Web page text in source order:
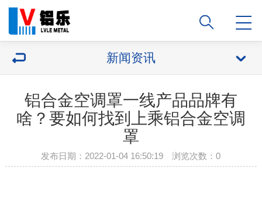
新闻资讯
铝合金空调罩一线产品品牌有
啥？要如何找到上乘铝合金空调
罩
发布日期：2022-01-04 16:50:19 浏览次数：0